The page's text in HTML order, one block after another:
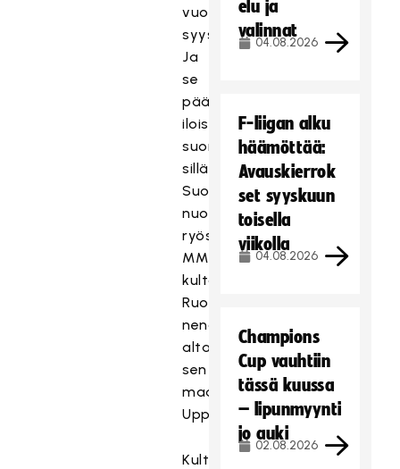
vuoden
syyskuussa.
Ja
se
päättyikin
iloisissa
suomalaistunnelmissa,
sillä
Suomen
nuoret
ryöstivät
MM-
kultaa
Ruotsin
nenän
alta
sen
maaperällä
Uppsalassa.
Kultavalmentaja
elu ja
valinnat
04.08.2026
F-liigan alku
häämöttää:
Avauskierrok
set syyskuun
toisella
viikolla
04.08.2026
Champions
Cup vauhtiin
tässä kuussa
– lipunmyynti
jo auki
02.08.2026